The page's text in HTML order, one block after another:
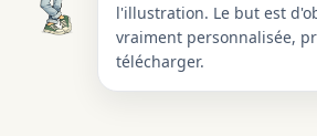
l'illustration. Le but est
vraiment personnalisée,
télécharger.